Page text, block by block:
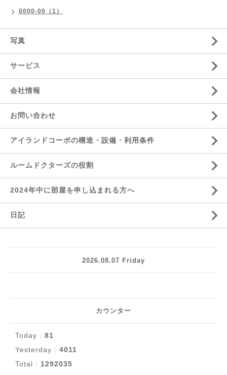
0000-00（1）
写真
サービス
会社情報
お問い合わせ
アイランドコーポの構造・設備・利用条件
ルームドクターズの役割
2024年中に部屋を申し込まれる方へ
日記
2026.08.07 Friday
カウンター
Today : 81
Yesterday : 4011
Total : 1292035